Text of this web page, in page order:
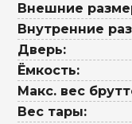
Внешние
Внутренние
Дверь:
Ёмкость:
Макс. вес
Вес тары: